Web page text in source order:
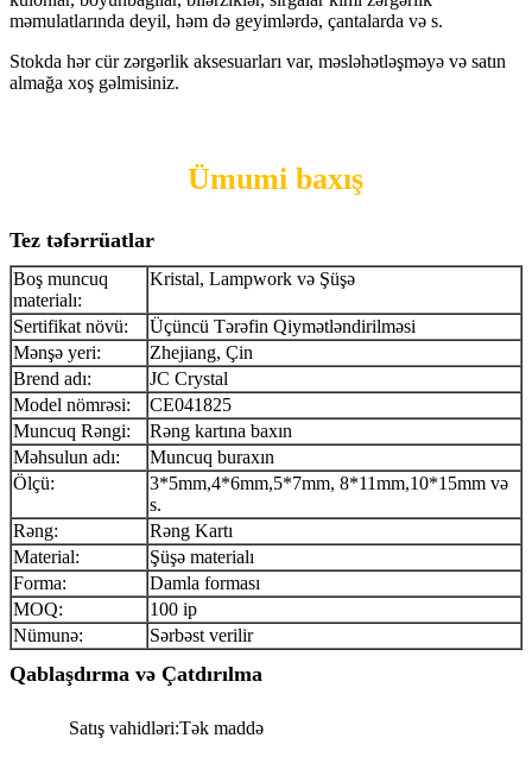
məmulatlarında deyil, həm də geyimlərdə, çantalarda və s.
Stokda hər cür zərgərlik aksesuarları var, məsləhətləşməyə və satın
almağa xoş gəlmisiniz.
Ümumi baxış
Tez təfərrüatlar
Boş muncuq
materialı:
Kristal, Lampwork və Şüşə
Sertifikat növü:
Üçüncü Tərəfin Qiymətləndirilməsi
Mənşə yeri:
Zhejiang, Çin
Brend adı:
JC Crystal
Model nömrəsi:
CE041825
Muncuq Rəngi:
Rəng kartına baxın
Məhsulun adı:
Muncuq buraxın
Ölçü:
3*5mm,4*6mm,5*7mm, 8*11mm,10*15mm və
s.
Rəng:
Rəng Kartı
Material:
Şüşə materialı
Forma:
Damla forması
MOQ:
100 ip
Nümunə:
Sərbəst verilir
Qablaşdırma və Çatdırılma
Satış vahidləri:Tək maddə